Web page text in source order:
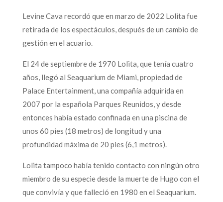
Levine Cava recordó que en marzo de 2022 Lolita fue
retirada de los espectáculos, después de un cambio de
gestión en el acuario.
El 24 de septiembre de 1970 Lolita, que tenía cuatro
años, llegó al Seaquarium de Miami, propiedad de
Palace Entertainment, una compañía adquirida en
2007 por la española Parques Reunidos, y desde
entonces había estado confinada en una piscina de
unos 60 pies (18 metros) de longitud y una
profundidad máxima de 20 pies (6,1 metros).
Lolita tampoco había tenido contacto con ningún otro
miembro de su especie desde la muerte de Hugo con el
que convivía y que falleció en 1980 en el Seaquarium.